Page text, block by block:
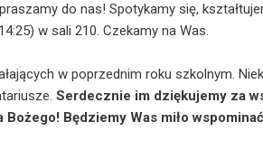
do nas! Spotykamy się,
w sali 210. Czekamy na Was.
w poprzednim roku szkolnym.
Serdecznie im dziękujemy za
Będziemy Was miło